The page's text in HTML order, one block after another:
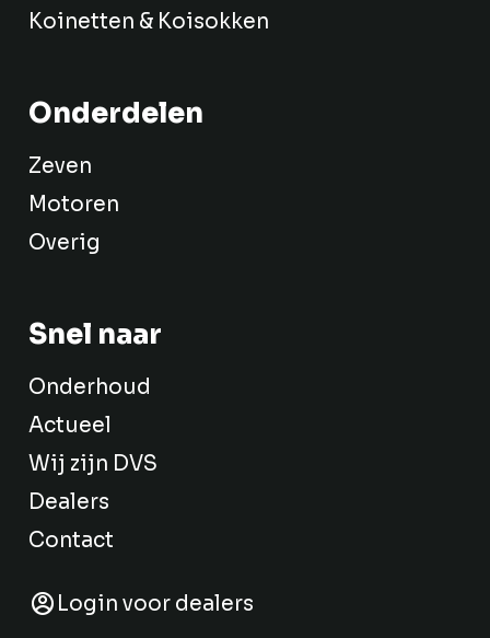
Koinetten & Koisokken
Onderdelen
Zeven
Motoren
Overig
Snel naar
Onderhoud
Actueel
Wij zijn DVS
Dealers
Contact
Login voor dealers